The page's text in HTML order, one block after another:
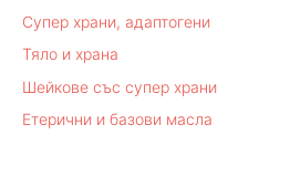
Супер храни, адаптогени
Тяло и храна
Шейкове със супер храни
Етерични и базови масла